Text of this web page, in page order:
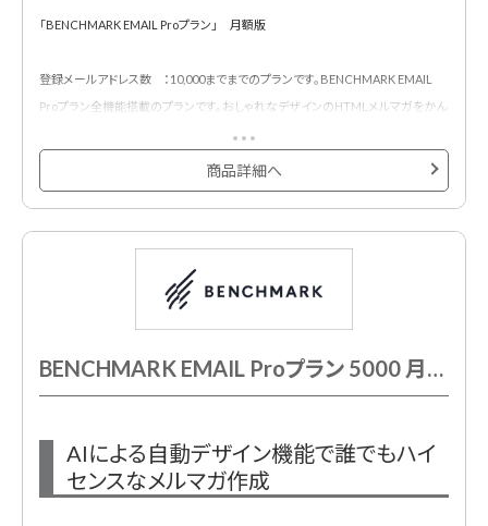
「BENCHMARK EMAIL Proプラン」 月額版
登録メールアドレス数 ：10,000までまでのプランです。BENCHMARK EMAIL
Proプラン全機能搭載のプランです。おしゃれなデザインのHTMLメルマガをかん
たんに作成・配信・効果測定できるメール配信サービスです。
500種類以上のメルマガ用デザインテンプレートが用意されており、プロのデザ
イナーが作成したHTMLメールデザインテンプレートでメール配信システムをは
商品詳細へ
BENCHMARK EMAIL Proプラン 5000 月額契約
AIによる自動デザイン機能で誰でもハイ
センスなメルマガ作成